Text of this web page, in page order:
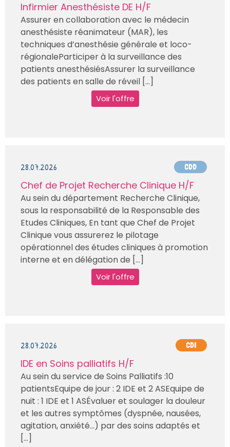
Infirmier Anesthésiste DE H/F
Assurer en collaboration avec le médecin
anesthésiste réanimateur (MAR), les
techniques d’anesthésie générale et loco-
régionaleParticiper à la surveillance des
patients anesthésiésAssurer la surveillance
des patients en salle de réveil [...]
Voir l'offre
28.07.2026 CDD
Chef de Projet Recherche Clinique H/F
Au sein du département Recherche Clinique,
sous la responsabilité de la Responsable des
Etudes Cliniques, En tant que Chef de Projet
Clinique vous assurerez le pilotage
opérationnel des études cliniques à promotion
interne et en délégation de [...]
Voir l'offre
28.07.2026 CDI
IDE en Soins palliatifs H/F
Au sein du service de Soins Palliatifs :10
patientsEquipe de jour : 2 IDE et 2 ASEquipe de
nuit : 1 IDE et 1 ASÉvaluer et soulager la douleur
et les autres symptômes (dyspnée, nausées,
agitation, anxiété…) par des soins adaptés et
[...]